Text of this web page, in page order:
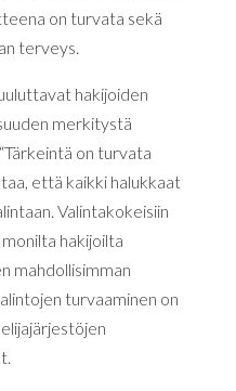
on turvata sekä
terveys.
hakijoiden
merkitystä
on turvata
että kaikki halukkaat
Valintakokeisiin
hakijoilta
mahdollisimman
turvaaminen on